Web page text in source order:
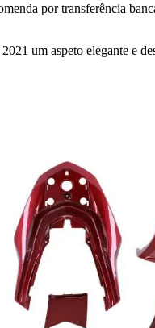
por transferência
um aspeto elegante e